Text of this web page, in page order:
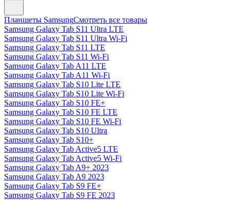
Планшеты SamsungСмотреть все товары
Samsung Galaxy Tab S11 Ultra LTE
Samsung Galaxy Tab S11 Ultra Wi-Fi
Samsung Galaxy Tab S11 LTE
Samsung Galaxy Tab S11 Wi-Fi
Samsung Galaxy Tab A11 LTE
Samsung Galaxy Tab A11 Wi-Fi
Samsung Galaxy Tab S10 Lite LTE
Samsung Galaxy Tab S10 Lite Wi-Fi
Samsung Galaxy Tab S10 FE+
Samsung Galaxy Tab S10 FE LTE
Samsung Galaxy Tab S10 FE Wi-Fi
Samsung Galaxy Tab S10 Ultra
Samsung Galaxy Tab S10+
Samsung Galaxy Tab Active5 LTE
Samsung Galaxy Tab Active5 Wi-Fi
Samsung Galaxy Tab A9+ 2023
Samsung Galaxy Tab A9 2023
Samsung Galaxy Tab S9 FE+
Samsung Galaxy Tab S9 FE 2023